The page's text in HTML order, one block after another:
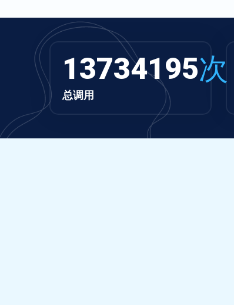
13734195次
总调用